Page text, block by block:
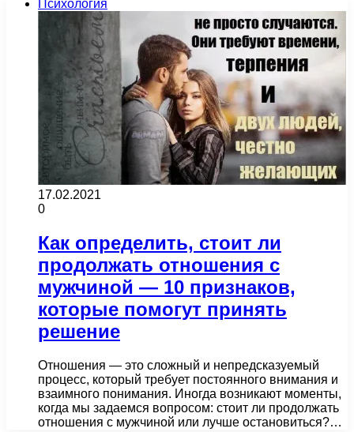
Психология
17.02.2021
0
Как определить, стоит ли
продолжать отношения с
мужчиной — 10 признаков,
которые помогут принять
решение
Отношения — это сложный и непредсказуемый
процесс, который требует постоянного внимания и
взаимного понимания. Иногда возникают моменты,
когда мы задаемся вопросом: стоит ли продолжать
отношения с мужчиной или лучше остановиться?…